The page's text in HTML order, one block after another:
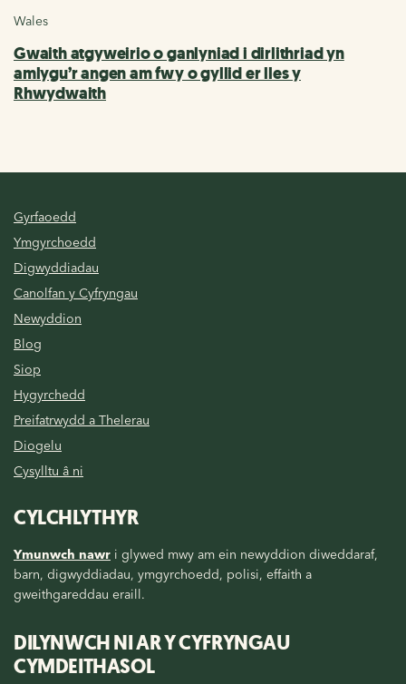
Wales
Gwaith atgyweirio o ganlyniad i dirlithriad yn
amlygu’r angen am fwy o gyllid er lles y
Rhwydwaith
Gyrfaoedd
Ymgyrchoedd
Digwyddiadau
Canolfan y Cyfryngau
Newyddion
Blog
Siop
Hygyrchedd
Preifatrwydd a Thelerau
Diogelu
Cysylltu â ni
CYLCHLYTHYR
Ymunwch nawr i glywed mwy am ein newyddion diweddaraf,
barn, digwyddiadau, ymgyrchoedd, polisi, effaith a
gweithgareddau eraill.
DILYNWCH NI AR Y CYFRYNGAU
CYMDEITHASOL